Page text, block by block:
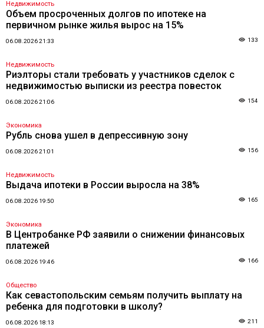
Недвижимость
Объем просроченных долгов по ипотеке на
первичном рынке жилья вырос на 15%
06.08.2026 21:33 133
Недвижимость
Риэлторы стали требовать у участников сделок с
недвижимостью выписки из реестра повесток
06.08.2026 21:06 154
Экономика
Рубль снова ушел в депрессивную зону
06.08.2026 21:01 156
Недвижимость
Выдача ипотеки в России выросла на 38%
06.08.2026 19:50 165
Экономика
В Центробанке РФ заявили о снижении финансовых
платежей
06.08.2026 19:46 166
Общество
Как севастопольским семьям получить выплату на
ребенка для подготовки в школу?
06.08.2026 18:13 211